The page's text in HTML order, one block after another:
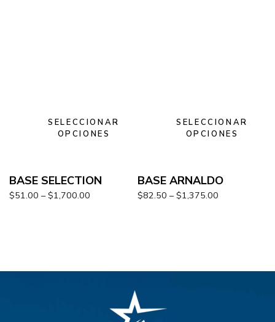
SELECCIONAR
OPCIONES
BASE SELECTION
$51.00 – $1,700.00
SELECCIONAR
OPCIONES
BASE ARNALDO
$82.50 – $1,375.00